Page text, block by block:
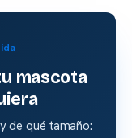
mascota
de qué tamaño: